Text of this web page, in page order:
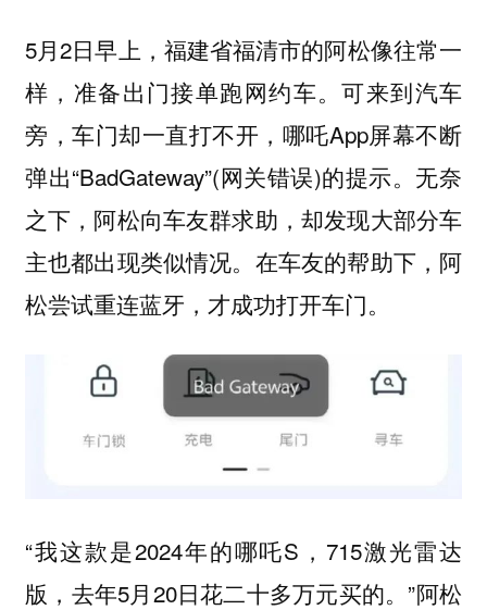
5月2日早上，福建省福清市的阿松像往常一
样，准备出门接单跑网约车。可来到汽车
旁，车门却一直打不开，哪吒App屏幕不断
弹出“BadGateway”(网关错误)的提示。无奈
之下，阿松向车友群求助，却发现大部分车
主也都出现类似情况。在车友的帮助下，阿
松尝试重连蓝牙，才成功打开车门。
“我这款是2024年的哪吒S，715激光雷达
版，去年5月20日花二十多万元买的。”阿松